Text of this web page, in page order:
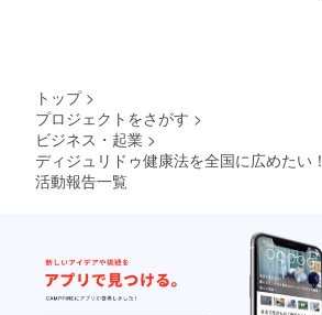
トップ >
プロジェクトをさがす >
ビジネス・起業 >
ディジュリドゥ健康法を全国に広めたい！
活動報告一覧